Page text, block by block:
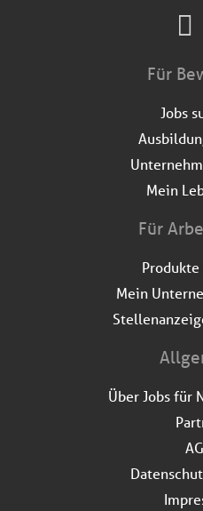
Für
Jobs
Mein
Für
Produkte
Mein
Über Jobs für